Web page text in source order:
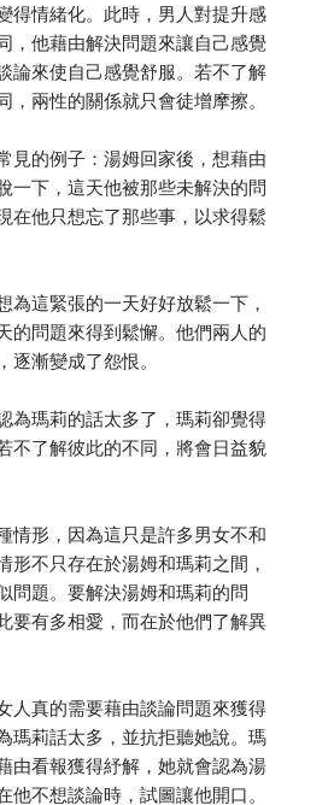
得情緒化。此時，男人對提升感
，他藉由解決問題來讓自己感覺
論來使自己感覺舒服。若不了解
，兩性的關係就只會徒增摩擦。
的例子：湯姆回家後，想藉由
一下，這天他被那些未解決的問
在他只想忘了那些事，以求得鬆
這緊張的一天好好放鬆一下，
的問題來得到鬆懈。他們兩人的
逐漸變成了怨恨。
瑪莉的話太多了，瑪莉卻覺得
不了解彼此的不同，將會日益貌
形，因為這只是許多男女不和
形不只存在於湯姆和瑪莉之間，
問題。要解決湯姆和瑪莉的問
要有多相愛，而在於他們了解異
真的需要藉由談論問題來獲得
瑪莉話太多，並抗拒聽她說。瑪
由看報獲得紓解，她就會認為湯
他不想談論時，試圖讓他開口。